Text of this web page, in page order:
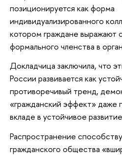
позиционируется как форма
индивидуализированного
котором граждане выражают
формального членства в
Докладчица заключила, что
России развивается как
противоречивый тренд,
«гражданский эффект» даже
вкладе в устойчивое
Распространение
гражданского общества